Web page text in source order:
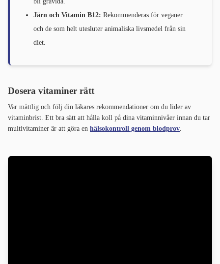
Järn och Vitamin B12: Rekommenderas för veganer
och de som helt utesluter animaliska livsmedel från sin
diet.
Dosera vitaminer rätt
Var måttlig och följ din läkares rekommendationer om du lider av
vitaminbrist. Ett bra sätt att hålla koll på dina vitaminnivåer innan du tar
multivitaminer är att göra en hälsokontroll genom blodprov.